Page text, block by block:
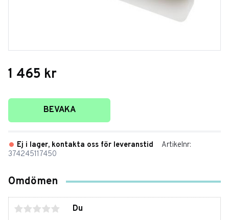
1 465 kr
Lägg till i favoriter
BEVAKA
Ej i lager, kontakta oss för leveranstid
Artikelnr
374245117450
Omdömen
Du